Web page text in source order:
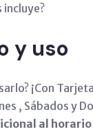
incluye?
y uso
¡Con
, Sábados y
al